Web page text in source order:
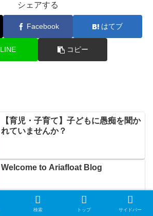
シェアする
Facebook はてブ
LINE コピー
【育児・子育て】子どもに愚痴を聞か
れていませんか？
Welcome to Ariafloat Blog
検索 トップ サイドバー